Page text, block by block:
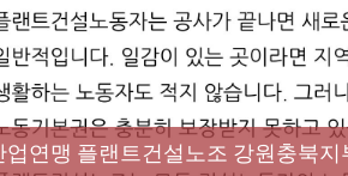
던 죽음, HL만도가 책임져라 : 청
업연맹 플랜트건설노조 강원충북지
천] 폭염감시단 사업 이모저모
비스연맹 전국학교비정규직노동
역 노동자 합창단 모임